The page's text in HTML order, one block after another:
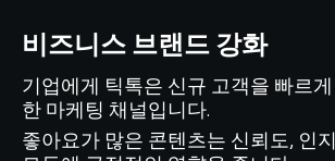
비즈니스 브랜드 강화
기업에게 틱톡은 신규 고객을 빠르
한 마케팅 채널입니다.
좋아요가 많은 콘텐츠는 신뢰도, 인